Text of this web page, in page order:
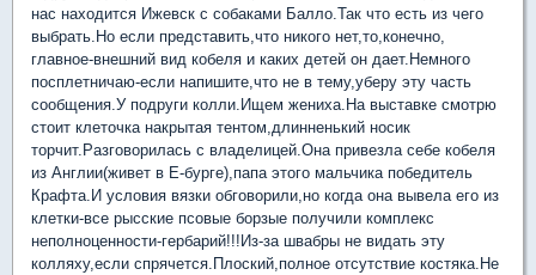
нас находится Ижевск с собаками Балло.Так что есть из чего
выбрать.Но если представить,что никого нет,то,конечно,
главное-внешний вид кобеля и каких детей он дает.Немного
посплетничаю-если напишите,что не в тему,уберу эту часть
сообщения.У подруги колли.Ищем жениха.На выставке смотрю
стоит клеточка накрытая тентом,длинненький носик
торчит.Разговорилась с владелицей.Она привезла себе кобеля
из Англии(живет в Е-бурге),папа этого мальчика победитель
Крафта.И условия вязки обговорили,но когда она вывела его из
клетки-все рысские псовые борзые получили комплекс
неполноценности-гербарий!!!Из-за швабры не видать эту
колляху,если спрячется.Плоский,полное отсутствие костяка.Не